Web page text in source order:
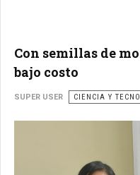
Con semillas de
bajo costo
SUPER USER CIENCIA Y